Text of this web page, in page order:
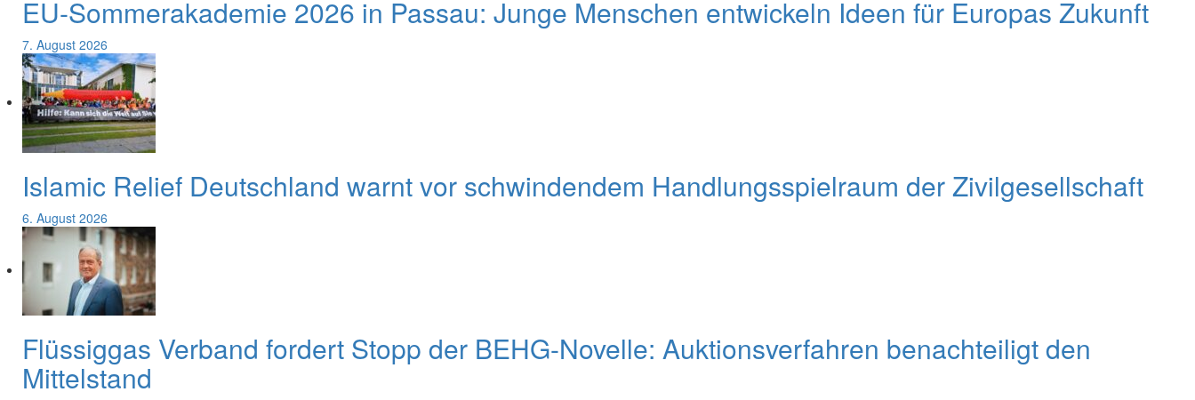
EU-Sommerakademie 2026 in Passau: Junge Menschen entwickeln Ideen für Europas Zukunft
7. August 2026
Islamic Relief Deutschland warnt vor schwindendem Handlungsspielraum der Zivilgesellschaft
6. August 2026
Flüssiggas Verband fordert Stopp der BEHG-Novelle: Auktionsverfahren benachteiligt den
Mittelstand